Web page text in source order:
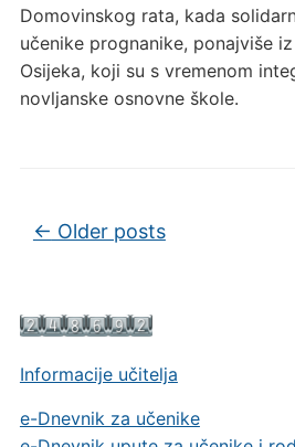
Informacije učitelja
e-Dnevnik za učenike
Domovinskog rata, kada
učenike prognanike, ponajviše
Osijeka, koji su s vremenom
novljanske osnovne škole.
Post navigation
← Older posts